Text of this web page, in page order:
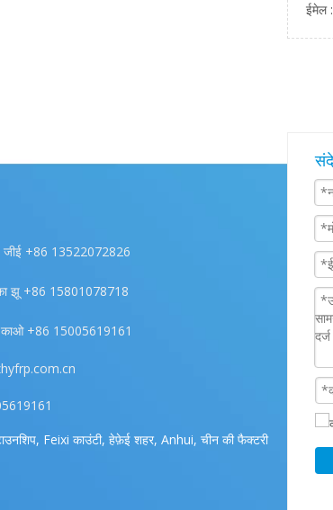
ईमेल :
जीई +86 13522072826
झू +86 15801078718
काओ +86 15005619161
Feixi काउंटी, हेफ़ेई शहर, Anhui, चीन की फैक्टरी